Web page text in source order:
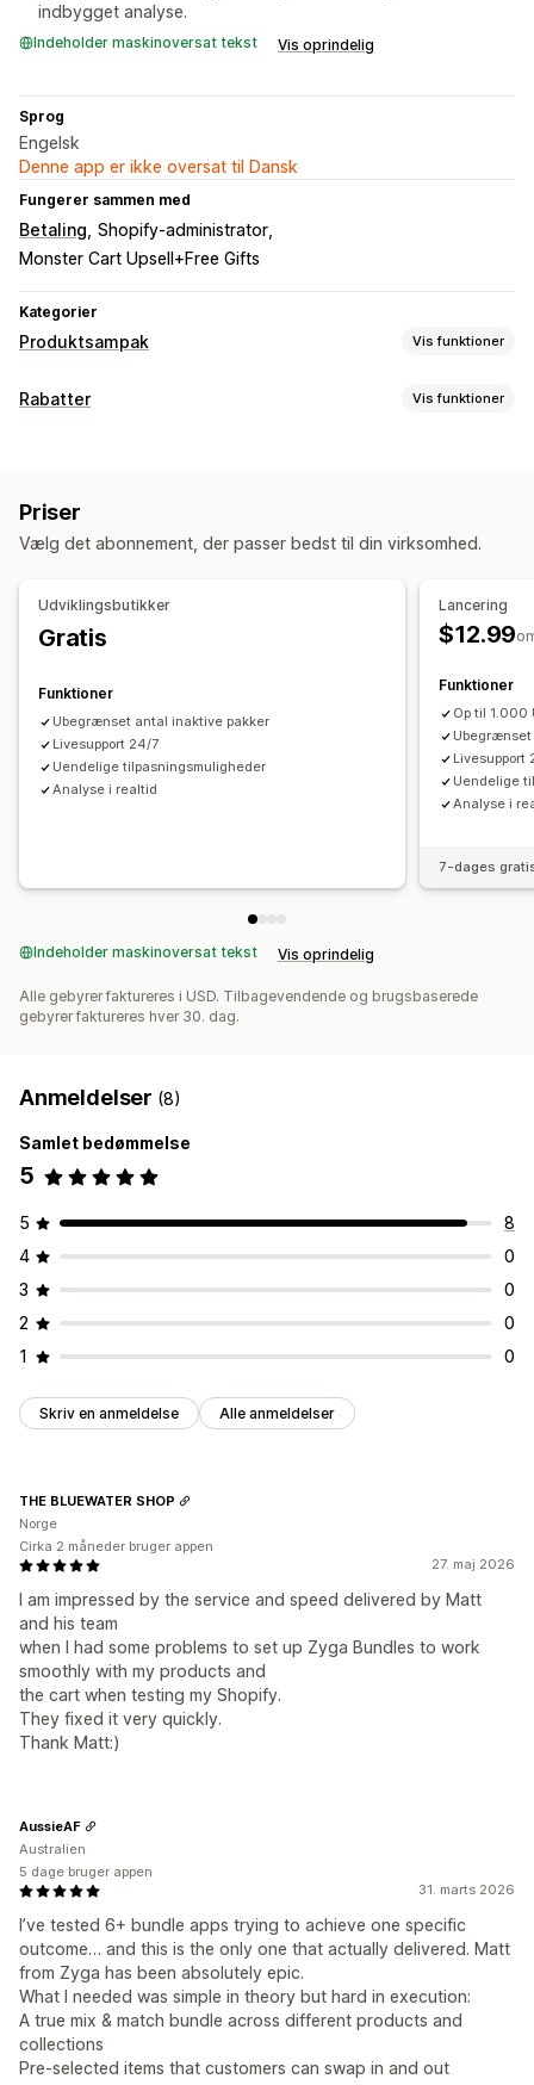
indbygget analyse.
Indeholder maskinoversat tekst Vis oprindelig
Sprog
Engelsk
Denne app er ikke oversat til Dansk
Fungerer sammen med
Betaling Shopify-administrator
Monster Cart Upsell+Free Gifts
Kategorier
Produktsampak Vis funktioner
Pakketyper
Relaterede produkter
Fysiske produkter
Tilpassede pakker
Priser, du kan angive
Faste priser
Faste rabatter
Rabatter i indkøbskurv
Gratis levering Køb én, og få én gratis
Massepriser
Engrospriser Dynamiske priser
Rabatter Vis funktioner
Differentieret prissætning
Antalsbegrænsning Faste rabatter Procentrabatter
Rabatter i indkøbskurv
Gaver
Produktpakker
Mersalgsrabatter
Administration af rabatter
Redigeringsværktøj
Tilpasset kode Tilpassede skrifttyper
Valutakonvertering
Priser
Vælg det abonnement, der passer bedst til din virksomhed.
Udviklingsbutikker
Gratis
Funktioner
Ubegrænset antal inaktive pakker
Livesupport 24/7
Uendelige tilpasningsmuligheder
Analyse i realtid
Lancering
$12.99
Funktioner
Op til 1.000
Livesupport
Uendelige
Analyse i
7-dages
Indeholder maskinoversat tekst Vis oprindelig
Alle gebyrer faktureres i USD. Tilbagevendende og brugsbaserede
gebyrer faktureres hver 30. dag.
Anmeldelser (8)
Samlet bedømmelse
5
5
8
4
0
3
0
2
0
1
0
Skriv en anmeldelse Alle anmeldelser
27. maj 2026
I am impressed by the service and speed delivered by Matt
and his team
when I had some problems to set up Zyga Bundles to work
smoothly with my products and
the cart when testing my Shopify.
They fixed it very quickly.
Thank Matt:)
THE BLUEWATER SHOP
Norge
Cirka 2 måneder bruger appen
31. marts 2026
I’ve tested 6+ bundle apps trying to achieve one specific
outcome… and this is the only one that actually delivered. Matt
from Zyga has been absolutely epic.
What I needed was simple in theory but hard in execution:
A true mix & match bundle across different products and
collections
Pre-selected items that customers can swap in and out
AussieAF
Australien
5 dage bruger appen